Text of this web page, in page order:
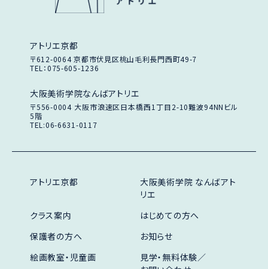
アトリエ京都
〒612-0064京都市伏見区桃山毛利長門西町49-7
TEL：075-605-1236
大阪美術学院なんばアトリエ
〒556-0004 大阪市浪速区日本橋西1丁目2-10難波94NNビル
5階
TEL:06-6631-0117
アトリエ京都
大阪美術学院 なんばアト
リエ
クラス案内
はじめての方へ
保護者の方へ
お知らせ
絵画教室・児童画
見学・無料体験／